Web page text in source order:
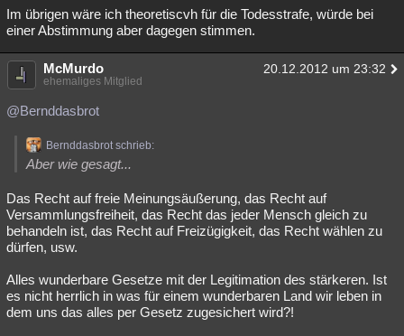
Im übrigen wäre ich theoretiscvh für die Todesstrafe, würde bei
einer Abstimmung aber dagegen stimmen.
McMurdo 20.12.2012 um 23:32
ehemaliges Mitglied
@Bernddasbrot
Bernddasbrot schrieb:
Aber wie gesagt...
Das Recht auf freie Meinungsäußerung, das Recht auf
Versammlungsfreiheit, das Recht das jeder Mensch gleich zu
behandeln ist, das Recht auf Freizügigkeit, das Recht wählen zu
dürfen, usw.
Alles wunderbare Gesetze mit der Legitimation des stärkeren. Ist
es nicht herrlich in was für einem wunderbaren Land wir leben in
dem uns das alles per Gesetz zugesichert wird?!